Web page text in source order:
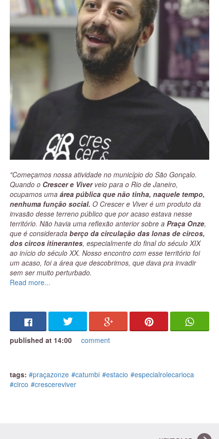
de tradição circense.
O filme relembra ainda que a continuidade da escola esteve
ameaçada durante o governo de Fernando Collor de Mello,
quando vários órgãos culturais foram fechados. Outro período
de dificuldade foi a transferência da Praça da Bandeira para a
região da Leopoldina, durante as obras da linha 2 do metrô do
"Começamos nossa atividade no município do São Gonçalo.
Quando o Crescer e Viverveio para o Rio de Janeiro,
ocupamos uma área pública que não tinha, naquele tempo,
nenhuma função social. O Crescer e Viver é um produto da
invasão desse terreno público que por acaso estava nesse
território. Não havia uma reflexão anterior sobre a Praça Onze,
que é considerada berço da circulação das lonas de circos,
dos circos itinerantes, especialmente do final do século XIX
ao início do século XX. Nosso encontro com esse território foi
um acaso, foi a área que descobrimos, que dava pra invadir
sem ser muito perturbado.
A ocupação aconteceu em 2004. E, além de tentar entender as
também a um processo de investigação, a uma leitura sócio-
histórica do território. Nada científico, mas começamos a
descobrir coisas que já sabíamos empiricamente, como o fato
da Praça Onze ser o berço do samba e de outras
recreativos; a comunidade judaica teve grande importância no
surgimento de um tecido social organizado; e aqui surgiu o
Read more...
published at 14:00 comment
tags: #praçazonze #catumbi #estacio #especialrolecarioca
#circo #crescereviver